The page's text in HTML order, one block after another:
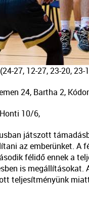
(24-27, 12-27, 23-20, 23-
24, Bartha 2,
10/6,
játszott
az emberünket.
félidő ennek a
is
teljesítményünk